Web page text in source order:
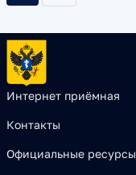
Интернет приёмная
Контакты
Официальные ресурсы